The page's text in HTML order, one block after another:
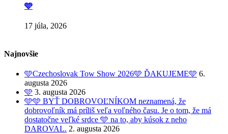
🩵
17 júla, 2026
Najnovšie
🩵Czechoslovak Tow Show 2026🩵 ĎAKUJEME🩵 6.
augusta 2026
🩵 3. augusta 2026
🩵🩵 BYŤ DOBROVOĽNÍKOM neznamená, že
dobrovoľník má príliš veľa voľného času. Je o tom, že má
dostatočne veľké srdce 🩵 na to, aby kúsok z neho
DAROVAL. 2. augusta 2026